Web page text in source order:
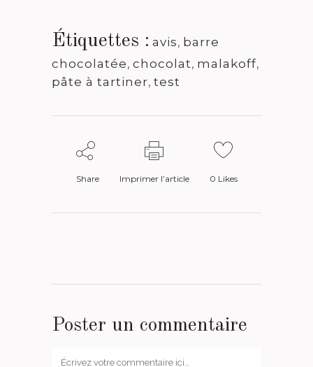
Étiquettes : avis, barre
chocolatée, chocolat, malakoff,
pâte à tartiner, test
Share Imprimer l’article 0 Likes
Poster un commentaire